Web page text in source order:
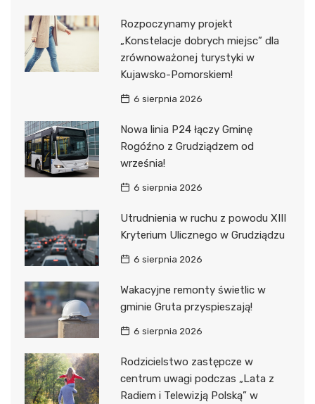
Rozpoczynamy projekt
„Konstelacje dobrych miejsc” dla
zrównoważonej turystyki w
Kujawsko-Pomorskiem!
6 sierpnia 2026
Nowa linia P24 łączy Gminę
Rogóźno z Grudziądzem od
września!
6 sierpnia 2026
Utrudnienia w ruchu z powodu XIII
Kryterium Ulicznego w Grudziądzu
6 sierpnia 2026
Wakacyjne remonty świetlic w
gminie Gruta przyspieszają!
6 sierpnia 2026
Rodzicielstwo zastępcze w
centrum uwagi podczas „Lata z
Radiem i Telewizją Polską” w